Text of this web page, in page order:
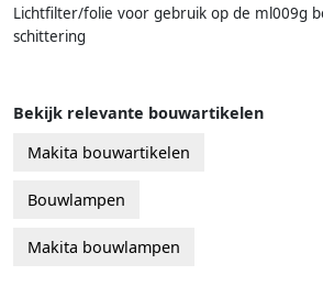
Lichtfilter/folie voor gebruik op de ml009g
schittering
Bekijk relevante bouwartikelen
Makita bouwartikelen
Bouwlampen
Makita bouwlampen